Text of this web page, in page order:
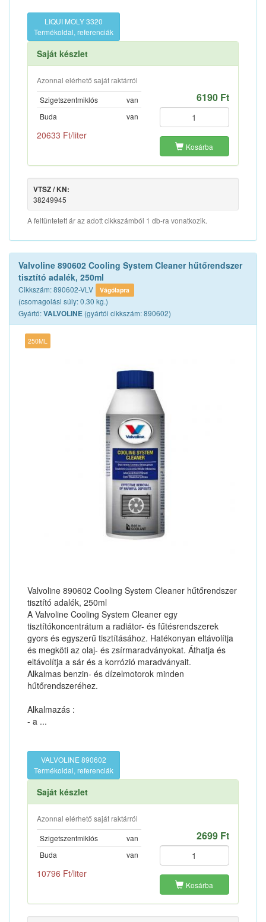
LIQUI MOLY 3320
Termékoldal, referenciák
Saját készlet
Azonnal elérhető saját raktárról
Szigetszentmiklós
van
Buda
van
20633 Ft/liter
6190 Ft
Kosárba
VTSZ / KN:
38249945
A feltüntetett ár az adott cikkszámból 1 db-ra vonatkozik.
Valvoline 890602 Cooling System Cleaner hűtőrendszer
tisztító adalék, 250ml
Cikkszám: 890602-VLV Vágólapra
(csomagolási súly: 0.30 kg.)
Gyártó:VALVOLINE (gyártói cikkszám: 890602)
250ML
Valvoline 890602 Cooling System Cleaner hűtőrendszer
tisztító adalék, 250ml
A Valvoline Cooling System Cleaner egy
tisztítókoncentrátum a radiátor- és fűtésrendszerek
gyors és egyszerű tisztításához. Hatékonyan eltávolítja
és megköti az olaj- és zsírmaradványokat. Áthatja és
eltávolítja a sár és a korrózió maradványait.
Alkalmas benzin- és dízelmotorok minden
hűtőrendszeréhez.
Alkalmazás :
- a ...
VALVOLINE 890602
Termékoldal, referenciák
Saját készlet
Azonnal elérhető saját raktárról
Szigetszentmiklós
van
Buda
van
10796 Ft/liter
2699 Ft
Kosárba